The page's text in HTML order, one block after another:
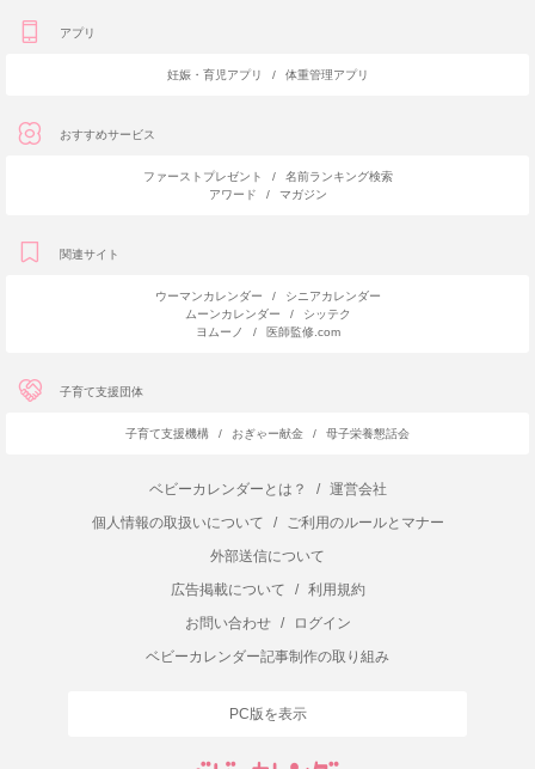
アプリ
妊娠・育児アプリ / 体重管理アプリ
おすすめサービス
ファーストプレゼント /
名前ランキング検索
アワード
/ マガジン
関連サイト
ウーマンカレンダー /
シニアカレンダー
ムーンカレンダー
/
シッテク
ヨムーノ
/ 医師監修.com
子育て支援団体
子育て支援機構 / おぎゃー献金 / 母子栄養懇話会
ベビーカレンダーとは？ /
運営会社
個人情報の取扱いについて
/
ご利用のルールとマナー
外部送信について
広告掲載について
/
利用規約
お問い合わせ
/
ログイン
ベビーカレンダー記事制作の取り組み
PC版を表示